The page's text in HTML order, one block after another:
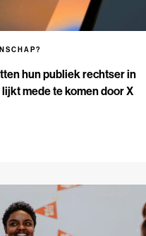
hun publiek rechtser in
lijkt mede te komen door X